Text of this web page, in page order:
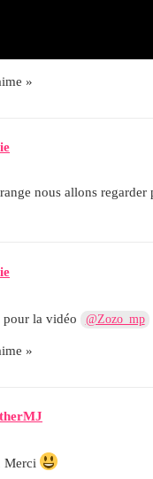
»
nous allons
pour la vidéo @Zozo_mp
»
Merci